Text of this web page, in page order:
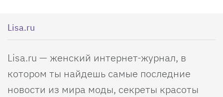
Lisa.ru
Lisa.ru — женский интернет-журнал, в
котором ты найдешь самые последние
новости из мира моды, секреты красоты